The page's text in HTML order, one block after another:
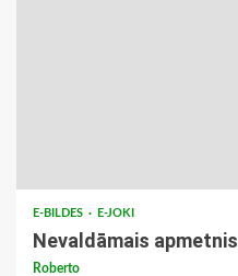
E-BILDES E-JOKI
Nevaldāmais apmetnis
Roberto